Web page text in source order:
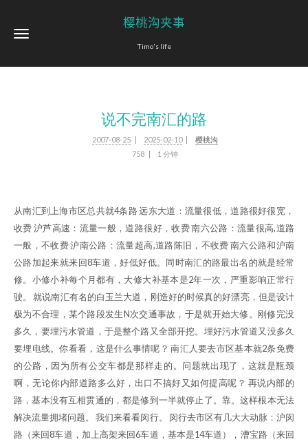
樱桃沟夹事
Timo's life
说不完南汇的路
2007-08-25 2025-02-10
樱桃沟
758
1 分钟
从南汇到上海市区总共就4条路 远东大道：流量很低，道路很好很宽，
收费 沪芦高速：流量一般，道路很好，收费 南六公路：流量很高,道路
一般，不收费 沪南公路：流量超高,道路陈旧，不收费 南六公路和沪南
公路加起来就来回8车道，好低好低。同时南汇的路最出名的就是经常
修。小修小补每个月都有，大修大补基本是2年一次，严重影响正常行
驶。 就说南汇有名的白玉兰大道，刚造好的时候真的好漂亮，但是设计
极为不合理，某个路段发生N次交通事故，于是就开始大修。刚修完没
多久，要埋污水管道，于是整个路又全部开挖。埋好污水管道又没多久
要埋电线。你看看，这是什么事情呢？ 南汇人要去市区基本就2条免费
的公路，因为所有公交车都是那样走的。问题就出现了，这就是瓶颈
啊，无论你内部道路多么好，出口不搞好又如何提高呢？ 再说内部的
路，基本没有互相贯通的，都是修到一半就停止了。靠。这样根本无法
解决流量拥堵问题。 我们来看看闵行。 闵行去市区有几大大动脉：沪闵
路（来回8车道，加上高架来回6车道，基本是14车道），漕宝路（来回